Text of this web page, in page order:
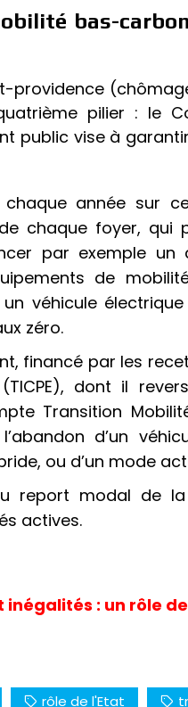
bas-
providence
pilier : le
public vise à
chaque année sur
chaque foyer, qui
par exemple un
de
véhicule
zéro.
financé par les
dont il
Transition
d’un
ou d’un mode
report modal de
actives.
: un rôle
rôle de l'Etat